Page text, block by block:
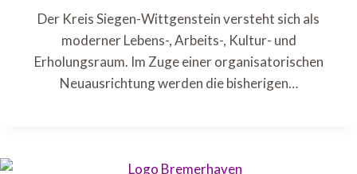
Der Kreis Siegen-Wittgenstein versteht sich als
moderner Lebens-, Arbeits-, Kultur- und
Erholungsraum. Im Zuge einer organisatorischen
Neuausrichtung werden die bisherigen…